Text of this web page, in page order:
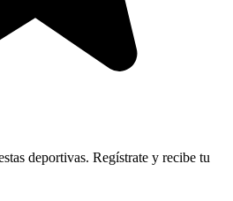
deportivas. Regístrate y recibe tu